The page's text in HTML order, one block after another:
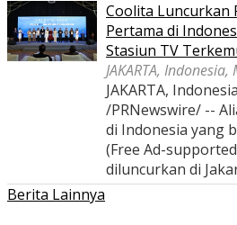
Coolita Luncurkan
Pertama di
Stasiun TV
JAKARTA,
JAKARTA,
/PRNewswire/ --
di Indonesia yang
(Free Ad-
diluncurkan di
Berita Lainnya